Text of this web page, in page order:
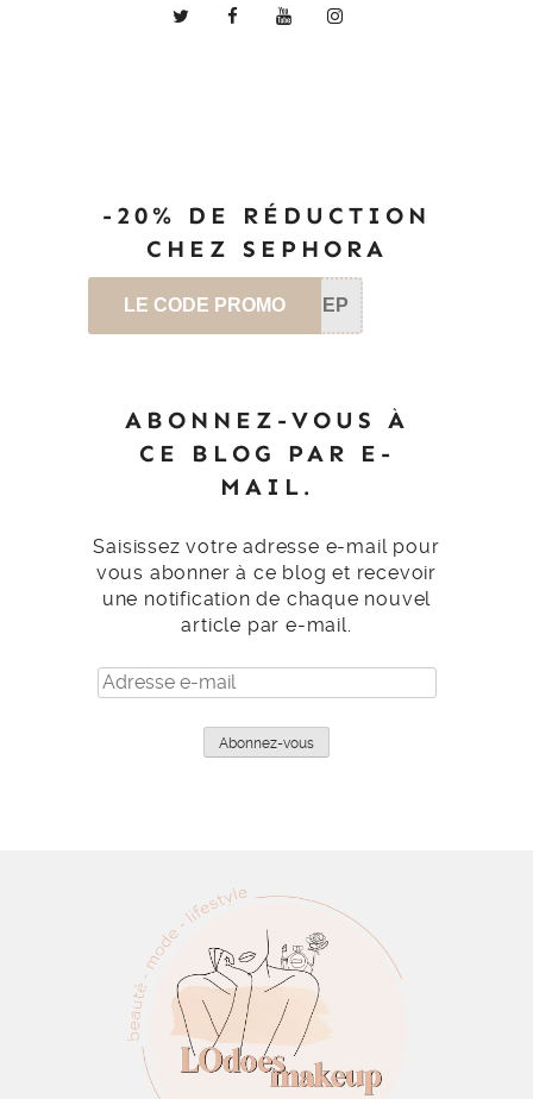
-20% DE RÉDUCTION
CHEZ SEPHORA
LE CODE PROMO SEP
ABONNEZ-VOUS À
CE BLOG PAR E-
MAIL.
Saisissez votre adresse e-mail pour
vous abonner à ce blog et recevoir
une notification de chaque nouvel
article par e-mail.
Adresse
e-
Abonnez-vous